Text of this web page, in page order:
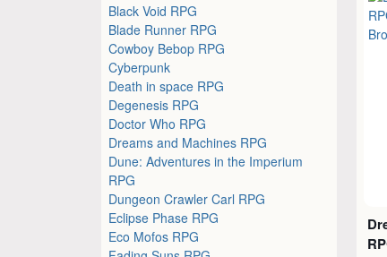
Black Void RPG
Blade Runner RPG
Cowboy Bebop RPG
Cyberpunk
Death in space RPG
Degenesis RPG
Doctor Who RPG
Dreams and Machines RPG
Dune: Adventures in the Imperium
RPG
Dungeon Crawler Carl RPG
Eclipse Phase RPG
Eco Mofos RPG